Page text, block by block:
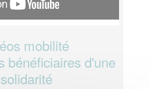
mobilité
bénéficiaires d'une